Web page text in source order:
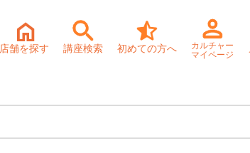
店舗を探す 講座検索 初めての方へ
カルチャー
マイページ